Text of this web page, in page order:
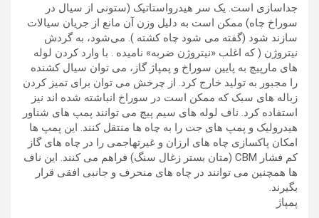
جداسازی است. یک سر هیدرواستاتیک (ستونی از سیال در
سوراخ چاه) ممکن است به دلیل وزن آن مانع از جریان سیالات
سازند شود (گفته می شود چاه کشته ). می‌شود، به گردش
نیتروژن ( که اغلب «نیتروژن ضربه» نامیده . با وارد کردن لوله
های مارپیچ به پایین سوراخ و پمپاژ گاز، می توان سیال کشنده
را مجبور به تولید خارج کرد. از چرخش می توان برای تمیز کردن
زباله های سبک که ممکن است در سوراخ انباشته شده اند نیز
استفاده کرد. ناف لوله های سیم پیچ می توانند پمپ های شناور
هیدرولیک و پمپ های جت را به چاه ها منتقل کنند. این پمپ ها
امکان پاکسازی چاه های ارزان و غیرتهاجمی را در چاه های گاز
کم فشار CBM (متان بستر زغال سنگ) فراهم می کنند. این ناف
ها همچنین می توانند در چاه های منحرف و جانبی افقی قرار
بگیرند.
پمپاژ